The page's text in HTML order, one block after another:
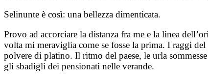
Selinunte è così: una bellezza dimenticata.
Provo ad accorciare la distanza fra me e la linea
volta mi meraviglia come se fosse la prima. I raggi
polvere di platino. Il ritmo del paese, le urla
gli sbadigli dei pensionati nelle verande.